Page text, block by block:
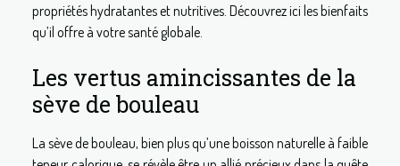
propriétés hydratantes et nutritives. Découvrez ici les bienfaits
qu’il offre à votre santé globale.
Les vertus amincissantes de la
sève de bouleau
La sève de bouleau, bien plus qu’une boisson naturelle à faible